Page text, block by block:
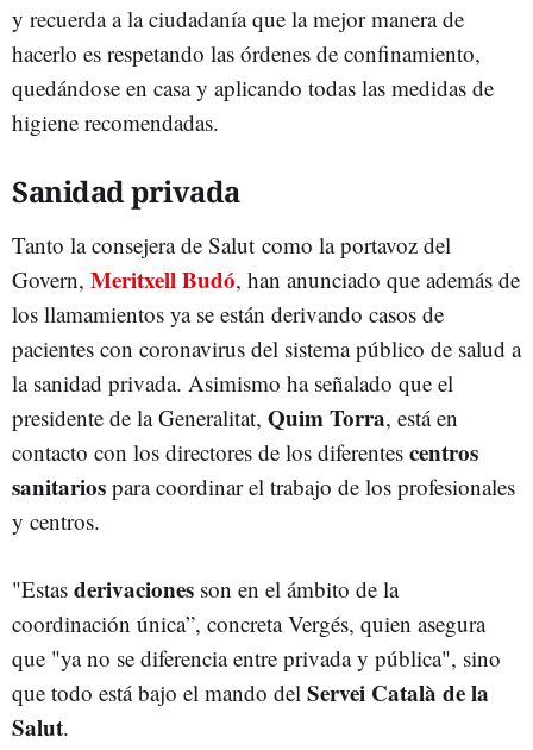
y recuerda a la ciudadanía que la mejor manera de
hacerlo es respetando las órdenes de confinamiento,
quedándose en casa y aplicando todas las medidas de
higiene recomendadas.
Sanidad privada
Tanto la consejera de Salut como la portavoz del
Govern, Meritxell Budó, han anunciado que además de
los llamamientos ya se están derivando casos de
pacientes con coronavirus del sistema público de salud a
la sanidad privada. Asimismo ha señalado que el
presidente de la Generalitat, Quim Torra, está en
contacto con los directores de los diferentes centros
sanitarios para coordinar el trabajo de los profesionales
y centros.
"Estas derivaciones son en el ámbito de la
coordinación única”, concreta Vergés, quien asegura
que "ya no se diferencia entre privada y pública", sino
que todo está bajo el mando del Servei Català de la
Salut.